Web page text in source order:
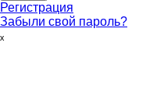
Регистрация
Забыли свой пароль?
ₓ